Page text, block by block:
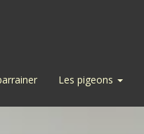
Les pigeons